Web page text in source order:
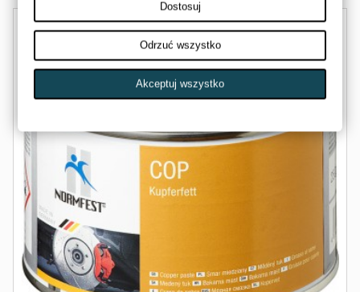
Dostosuj
Odrzuć wszystko
Akceptuj wszystko